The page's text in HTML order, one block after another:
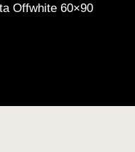
Offwhite 60×90